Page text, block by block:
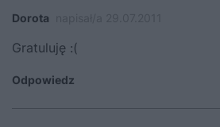
Dorota
Gratuluję :(
Odpowiedz